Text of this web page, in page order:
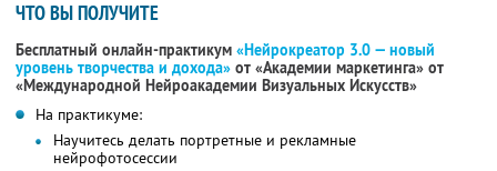
ЧТО ВЫ ПОЛУЧИТЕ
Бесплатный онлайн-практикум «Нейрокреатор 3.0 — новый
уровень творчества и дохода» от «Академии маркетинга» от
«Международной Нейроакадемии Визуальных Искусств»
На практикуме:
Научитесь делать портретные и рекламные
нейрофотосессии